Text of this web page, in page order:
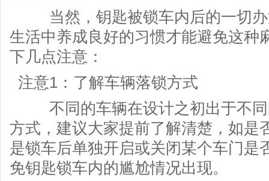
当然，钥匙被锁车内后的一切办
生活中养成良好的习惯才能避免这种
下几点注意：
注意1：了解车辆落锁方式
不同的车辆在设计之初出于不同
方式，建议大家提前了解清楚，如是
是锁车后单独开启或关闭某个车门是
免钥匙锁车内的尴尬情况出现。